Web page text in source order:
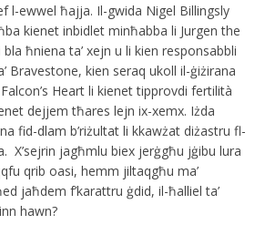
l-ewwel ħajja. Il-gwida Nigel Billingsly
kienet inbidlet minħabba li Jurgen the
ħniena ta’ xejn u li kien responsabbli
Bravestone, kien seraq ukoll il-ġiżirana
Heart li kienet tipprovdi fertilità
dejjem tħares lejn ix-xemx. Iżda
fid-dlam b’riżultat li kkawżat diżastru fl-
X’sejrin jagħmlu biex jerġgħu jġibu lura
qrib oasi, hemm jiltaqgħu ma’
jaħdem f’karattru ġdid, il-ħalliel ta’
hawn?